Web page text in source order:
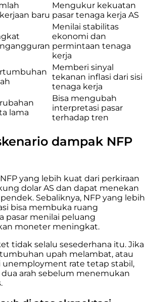
baru
Mengukur kekuatan
pasar tenaga kerja AS
Menilai stabilitas
ekonomi dan
permintaan tenaga
kerja
Memberi sinyal
tekanan inflasi dari sisi
tenaga kerja
lama
Bisa mengubah
interpretasi pasar
terhadap tren
dampak NFP
yang lebih kuat dari perkiraan
dolar AS dan dapat menekan
Sebaliknya, NFP yang lebih
bisa membuka ruang
pasar menilai peluang
moneter meningkat.
tidak selalu sesederhana itu. Jika
upah melambat, atau
unemployment rate tetap stabil,
dua arah sebelum menemukan